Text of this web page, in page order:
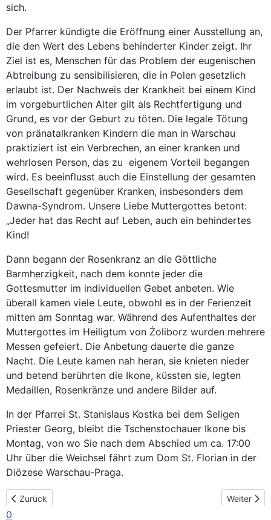
sich.
Der Pfarrer kündigte die Eröffnung einer Ausstellung an,
die den Wert des Lebens behinderter Kinder zeigt. Ihr
Ziel ist es, Menschen für das Problem der eugenischen
Abtreibung zu sensibilisieren, die in Polen gesetzlich
erlaubt ist. Der Nachweis der Krankheit bei einem Kind
im vorgeburtlichen Alter gilt als Rechtfertigung und
Grund, es vor der Geburt zu töten. Die legale Tötung
von pränatalkranken Kindern die man in Warschau
praktiziert ist ein Verbrechen, an einer kranken und
wehrlosen Person, das zu eigenem Vorteil begangen
wird. Es beeinflusst auch die Einstellung der gesamten
Gesellschaft gegenüber Kranken, insbesonders dem
Dawna-Syndrom. Unsere Liebe Muttergottes betont:
„Jeder hat das Recht auf Leben, auch ein behindertes
Kind!
Dann begann der Rosenkranz an die Göttliche
Barmherzigkeit, nach dem konnte jeder die
Gottesmutter im individuellen Gebet anbeten. Wie
überall kamen viele Leute, obwohl es in der Ferienzeit
mitten am Sonntag war. Während des Aufenthaltes der
Muttergottes im Heiligtum von Żoliborz wurden mehrere
Messen gefeiert. Die Anbetung dauerte die ganze
Nacht. Die Leute kamen nah heran, sie knieten nieder
und betend berührten die Ikone, küssten sie, legten
Medaillen, Rosenkränze und andere Bilder auf.
In der Pfarrei St. Stanislaus Kostka bei dem Seligen
Priester Georg, bleibt die Tschenstochauer Ikone bis
Montag, von wo Sie nach dem Abschied um ca. 17:00
Uhr über die Weichsel fährt zum Dom St. Florian in der
Diözese Warschau-Praga.
0
Vorheriger Beitrag: Warschau hat nicht enttäuscht
Zurück Nächster
Weiter